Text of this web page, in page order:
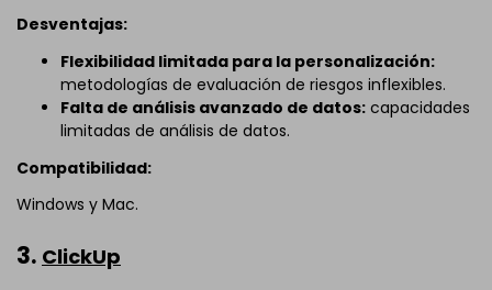
Desventajas:
Flexibilidad limitada para la personalización:
metodologías de evaluación de riesgos inflexibles.
Falta de análisis avanzado de datos: capacidades
limitadas de análisis de datos.
Compatibilidad:
Windows y Mac.
3. ClickUp